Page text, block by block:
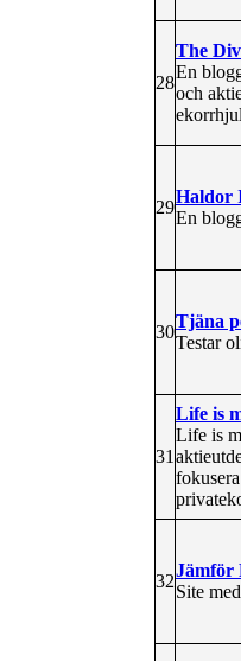
28
The
En
och
29
Haldor
En
30
Tjäna
Testar
31
Life is
Life is
32
Jämför
Site